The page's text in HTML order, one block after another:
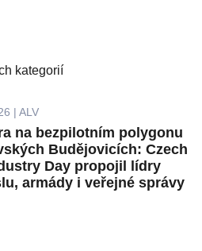
kategorií
| ALV
na bezpilotním polygonu
Budějovicích: Czech
Day propojil lídry
armády i veřejné správy